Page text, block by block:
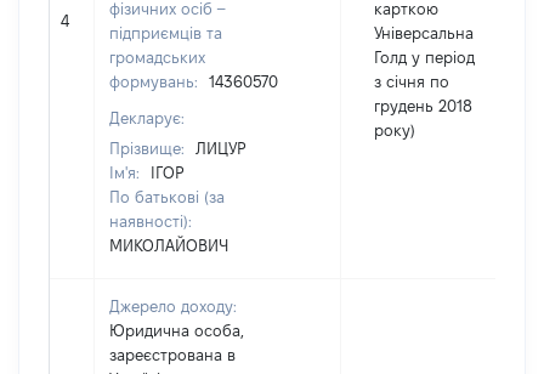
4
фізичних осіб –
підприємців та
громадських
формувань:
14360570
Декларує:
Прізвище:
ЛИЦУР
Ім'я:
ІГОР
По батькові (за
наявності):
МИКОЛАЙОВИЧ
карткою
Універсальна
Голд у період
з січня по
грудень 2018
року)
Джерело доходу:
Юридична особа,
зареєстрована в